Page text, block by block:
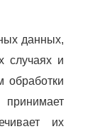
данных,
случаях и
обработки
их